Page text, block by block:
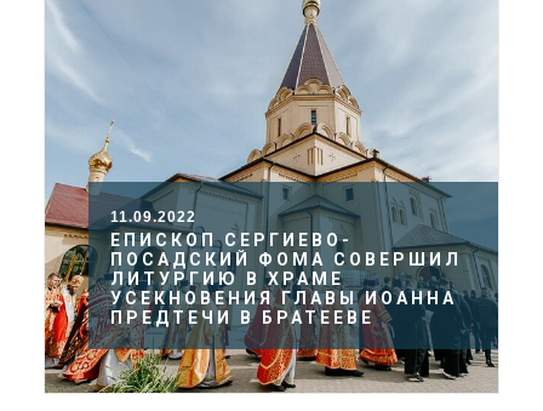
11.09.2022
ЕПИСКОП СЕРГИЕВО-
ПОСАДСКИЙ ФОМА СОВЕРШИЛ
ЛИТУРГИЮ В ХРАМЕ
УСЕКНОВЕНИЯ ГЛАВЫ ИОАННА
ПРЕДТЕЧИ В БРАТЕЕВЕ